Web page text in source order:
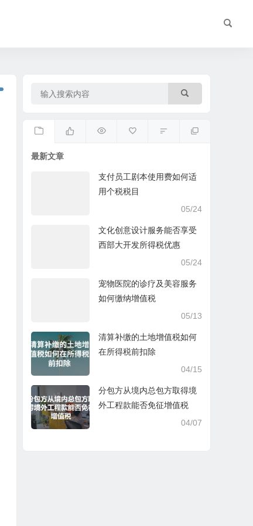
最新文章
支付员工剧本使用费如何适
用个税税目
05/24
文化创意设计服务能否享受
西部大开发所得税优惠
05/24
宠物医院的诊疗及美容服务
如何缴纳增值税
05/13
清算补缴的土地增值税如何
在所得税前扣除
04/15
分包方从境内总包方取得境
外工程款能否免征增值税
04/07